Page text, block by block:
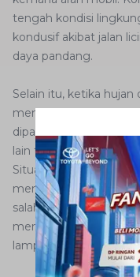
tengah kondisi
kondusif akibat jalan
daya pandang.
Selain itu, ketika
menurun drastis. Bias
dipantulkan oleh air
lain terganggu oleh
Situasi ini akan
memperhitungkan
salah melakukan
mendadak lantaran
lampu hazard.